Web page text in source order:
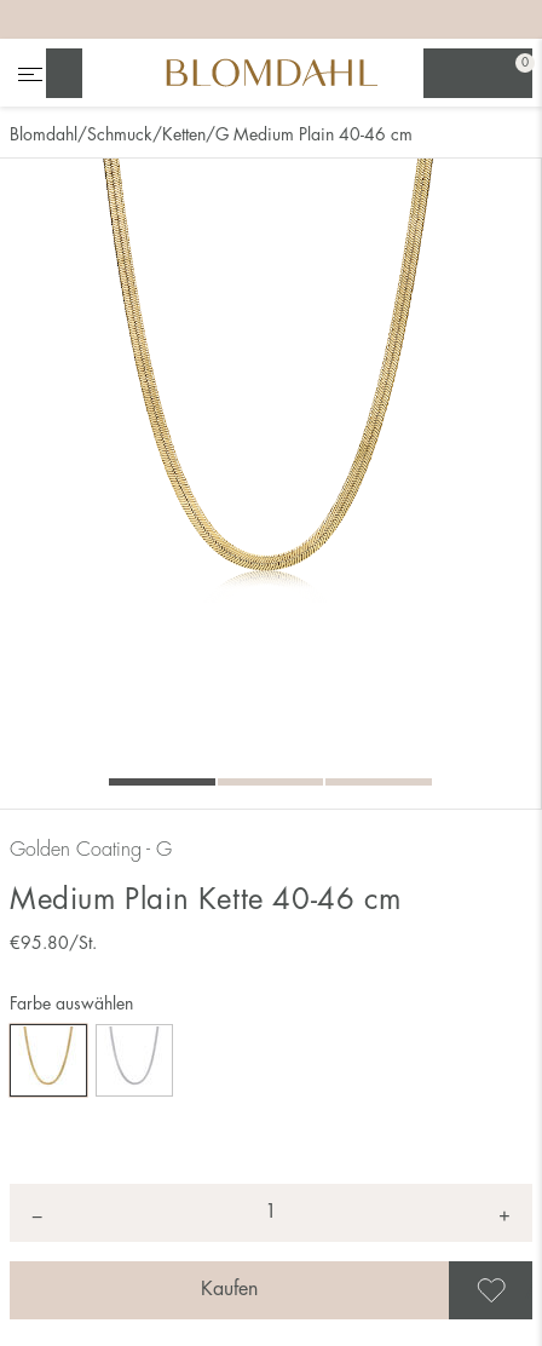
0
Nasenschmuck
Blomdahl Schmuck Ketten G Medium Plain 40-46 cm
Golden Coating - G
Medium Plain Kette 40-46 cm
€95.80 /St.
Farbe auswählen
− +